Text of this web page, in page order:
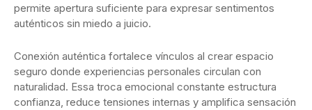
permite apertura suficiente para expresar sentimentos
auténticos sin miedo a juicio.
Conexión auténtica fortalece vínculos al crear espacio
seguro donde experiencias personales circulan con
naturalidad. Essa troca emocional constante estructura
confianza, reduce tensiones internas y amplifica sensación